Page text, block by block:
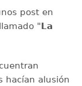
post en
"La
hacían alusión